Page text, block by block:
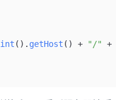
(). getHost () + "/" +